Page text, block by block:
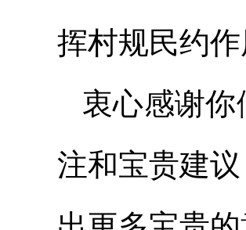
挥村规民约
衷心感谢
注和宝贵建